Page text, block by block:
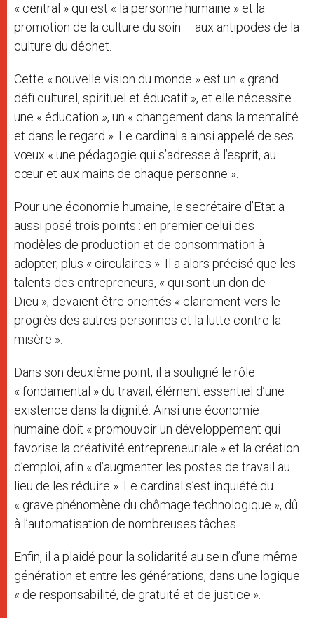
« central » qui est « la personne humaine » et la
promotion de la culture du soin – aux antipodes de la
culture du déchet.
Cette « nouvelle vision du monde » est un « grand
défi culturel, spirituel et éducatif », et elle nécessite
une « éducation », un « changement dans la mentalité
et dans le regard ». Le cardinal a ainsi appelé de ses
vœux « une pédagogie qui s’adresse à l’esprit, au
cœur et aux mains de chaque personne ».
Pour une économie humaine, le secrétaire d’Etat a
aussi posé trois points : en premier celui des
modèles de production et de consommation à
adopter, plus « circulaires ». Il a alors précisé que les
talents des entrepreneurs, « qui sont un don de
Dieu », devaient être orientés « clairement vers le
progrès des autres personnes et la lutte contre la
misère ».
Dans son deuxième point, il a souligné le rôle
« fondamental » du travail, élément essentiel d’une
existence dans la dignité. Ainsi une économie
humaine doit « promouvoir un développement qui
favorise la créativité entrepreneuriale » et la création
d’emploi, afin « d’augmenter les postes de travail au
lieu de les réduire ». Le cardinal s’est inquiété du
« grave phénomène du chômage technologique », dû
à l’automatisation de nombreuses tâches.
Enfin, il a plaidé pour la solidarité au sein d’une même
génération et entre les générations, dans une logique
« de responsabilité, de gratuité et de justice ».